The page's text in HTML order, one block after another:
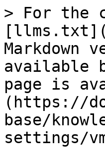
> For the
Markdown
available
page is
(https://
base/
settings/